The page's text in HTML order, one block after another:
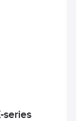
series